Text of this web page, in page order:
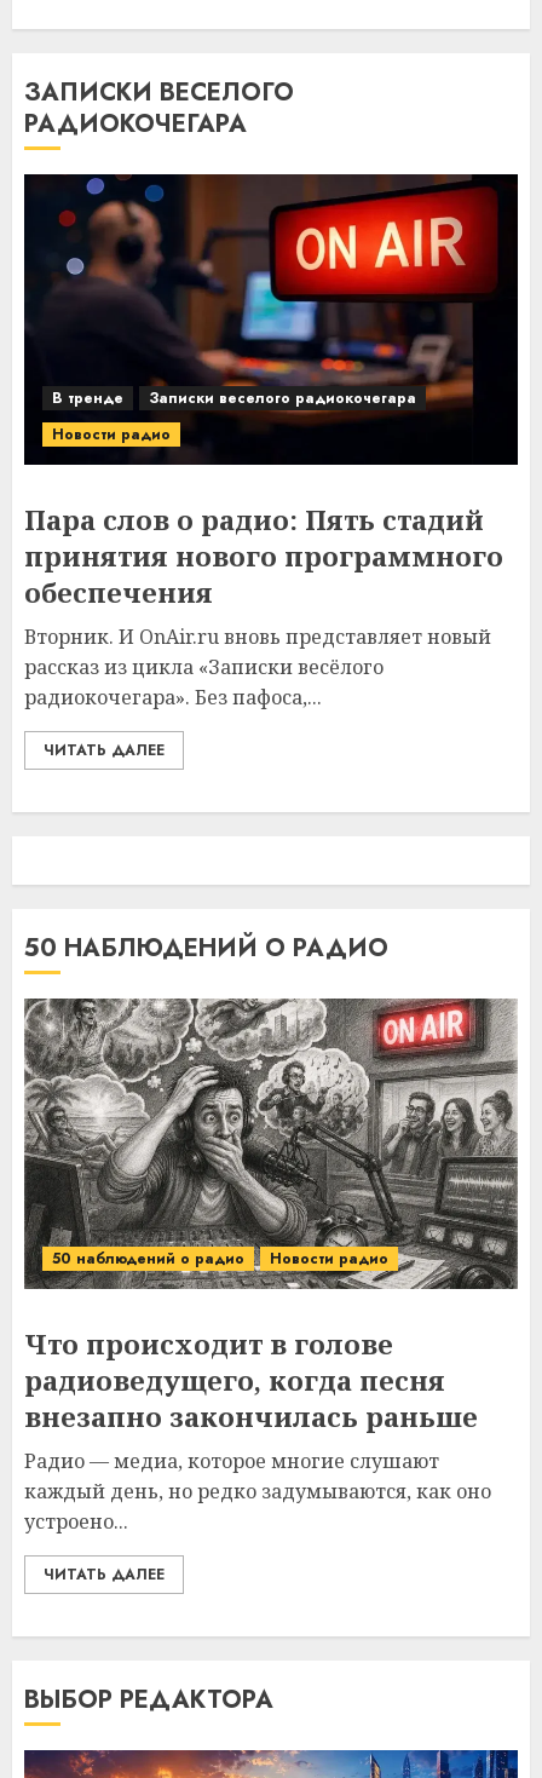
ЗАПИСКИ ВЕСЕЛОГО
РАДИОКОЧЕГАРА
В тренде
Записки веселого радиокочегара
Новости радио
Пара слов о радио: Пять стадий
принятия нового программного
обеспечения
Вторник. И OnAir.ru вновь представляет новый
рассказ из цикла «Записки весёлого
радиокочегара». Без пафоса,...
ЧИТАТЬ ДАЛЕЕ
50 НАБЛЮДЕНИЙ О РАДИО
50 наблюдений о радио Новости радио
Что происходит в голове
радиоведущего, когда песня
внезапно закончилась раньше
Радио — медиа, которое многие слушают
каждый день, но редко задумываются, как оно
устроено...
ЧИТАТЬ ДАЛЕЕ
ВЫБОР РЕДАКТОРА